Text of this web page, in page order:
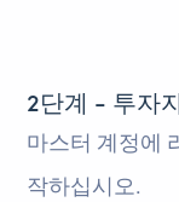
2단계 - 투자
마스터 계정에
작하십시오.